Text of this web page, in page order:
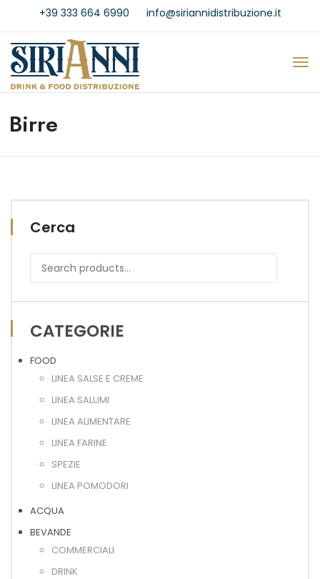
+39 333 664 6990 info@siriannidistribuzione.it
Birre
Cerca
CATEGORIE
FOOD
LINEA SALSE E CREME
LINEA SALUMI
LINEA ALIMENTARE
LINEA FARINE
SPEZIE
LINEA POMODORI
ACQUA
BEVANDE
COMMERCIALI
DRINK